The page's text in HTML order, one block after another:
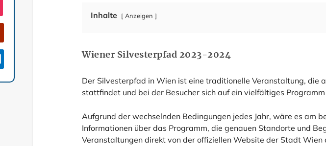
Inhalte Anzeigen
Wiener Silvesterpfad 2023-2024
Der Silvesterpfad in Wien ist eine traditionelle Veranstaltung, die
stattfindet und bei der Besucher sich auf ein vielfältiges Programm
Aufgrund der wechselnden Bedingungen jedes Jahr, wäre es am
Informationen über das Programm, die genauen Standorte und
Veranstaltungen direkt von der offiziellenWebsite der Stadt Wien